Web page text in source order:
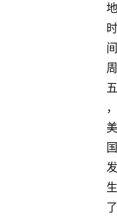
地
时
间
周
五
，
美
国
发
生
了